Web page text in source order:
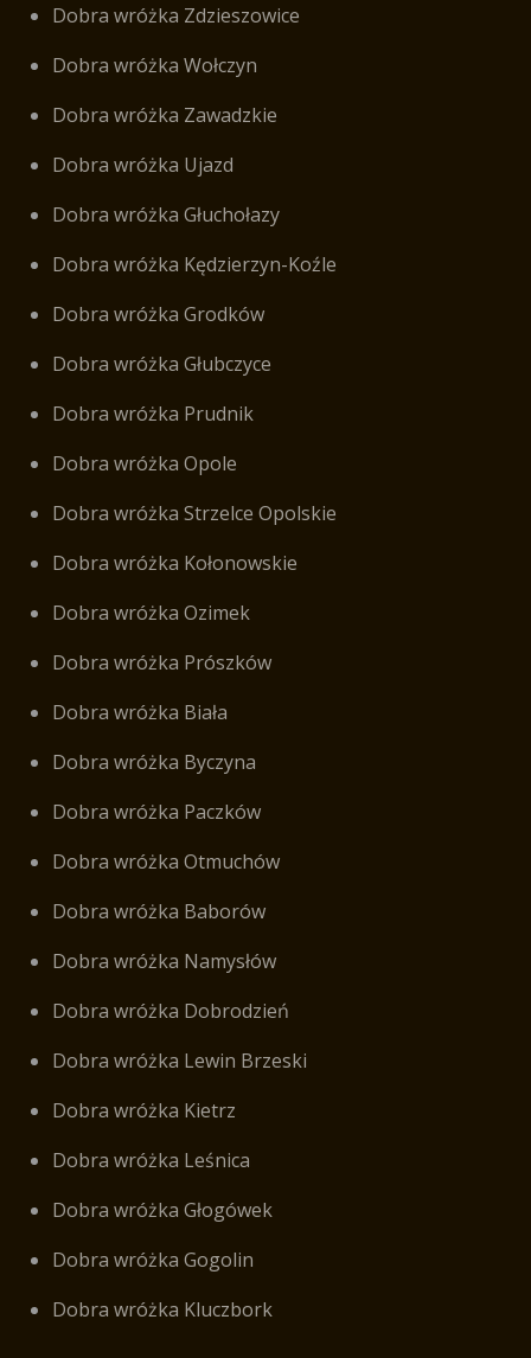
Dobra wróżka Zdzieszowice
Dobra wróżka Wołczyn
Dobra wróżka Zawadzkie
Dobra wróżka Ujazd
Dobra wróżka Głuchołazy
Dobra wróżka Kędzierzyn-Koźle
Dobra wróżka Grodków
Dobra wróżka Głubczyce
Dobra wróżka Prudnik
Dobra wróżka Opole
Dobra wróżka Strzelce Opolskie
Dobra wróżka Kołonowskie
Dobra wróżka Ozimek
Dobra wróżka Prószków
Dobra wróżka Biała
Dobra wróżka Byczyna
Dobra wróżka Paczków
Dobra wróżka Otmuchów
Dobra wróżka Baborów
Dobra wróżka Namysłów
Dobra wróżka Dobrodzień
Dobra wróżka Lewin Brzeski
Dobra wróżka Kietrz
Dobra wróżka Leśnica
Dobra wróżka Głogówek
Dobra wróżka Gogolin
Dobra wróżka Kluczbork